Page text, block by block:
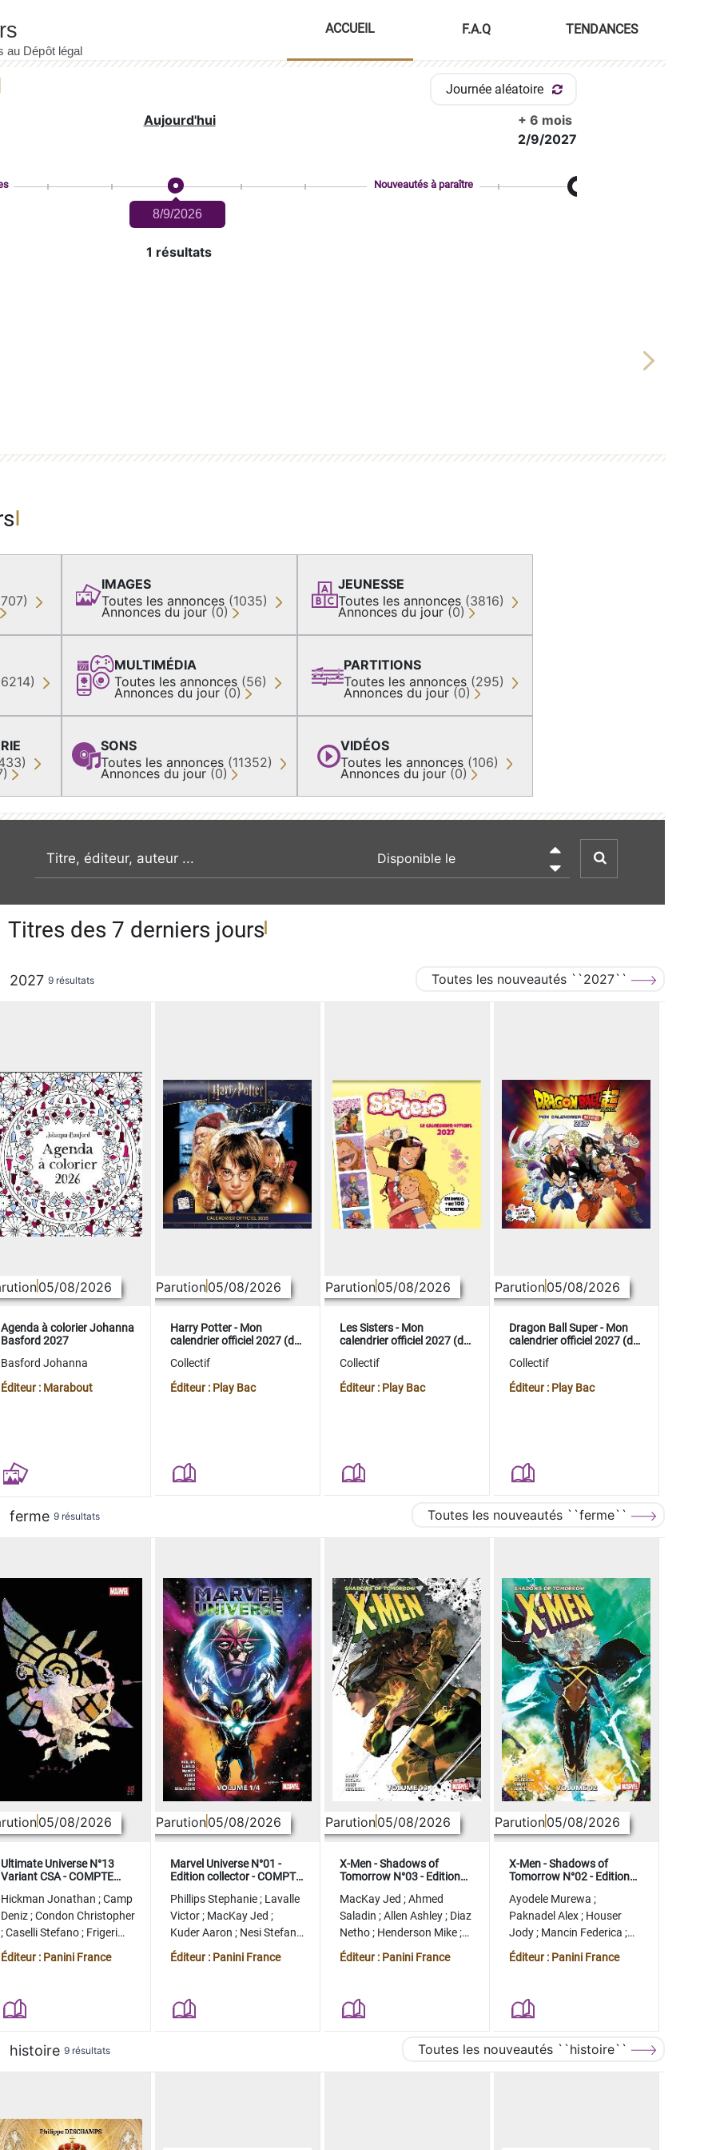
ACCUEIL F.A.Q TENDANCES
Journée aléatoire
Aujourd'hui
+ 6 mois
2/9/2027
8/9/2026
Nouveautés à paraître
1 résultats
Next
IMAGES
Toutes les annonces (1035)
Annonces du jour (0)
MULTIMÉDIA
Toutes les annonces (56)
Annonces du jour (0)
SONS
Toutes les annonces (11352)
Annonces du jour (0)
JEUNESSE
Toutes les annonces (3816)
Annonces du jour (0)
PARTITIONS
Toutes les annonces (295)
Annonces du jour (0)
VIDÉOS
Toutes les annonces (106)
Annonces du jour (0)
recherche par mot clé

Titres des 7 derniers jours
2027 9 résultats Toutes les nouveautés ``2027``
05/08/2026
Agenda à colorier Johanna
Basford 2027
Basford Johanna
Éditeur : Marabout
Parution05/08/2026
Harry Potter - Mon
calendrier officiel 2027 (de
Collectif
Éditeur : Play Bac
Parution05/08/2026
Les Sisters - Mon
calendrier officiel 2027 (de
Collectif
Éditeur : Play Bac
Parution05/08/2026
Dragon Ball Super - Mon
calendrier officiel 2027 (de
Collectif
Éditeur : Play Bac
ferme 9 résultats Toutes les nouveautés ``ferme``
05/08/2026
Ultimate Universe N°13
Variant CSA - COMPTE
Hickman Jonathan ;Camp
Deniz;Condon Christopher
;Caselli Stefano; Frigeri
Juan
Éditeur : Panini France
Parution05/08/2026
Marvel Universe N°01 -
Edition collector - COMPTE
Phillips Stephanie; Lavalle
Victor; MacKay Jed ;
Kuder Aaron ; Nesi Stefano
;Lopez Alvaro
Éditeur : Panini France
Parution05/08/2026
X-Men - Shadows of
Tomorrow N°03 - Edition
MacKay Jed ;Ahmed
Saladin ;Allen Ashley; Diaz
Netho; Henderson Mike;
Stegman Ryan
Éditeur : Panini France
Parution05/08/2026
X-Men - Shadows of
Tomorrow N°02 - Edition
Ayodele Murewa ;
Paknadel Alex; Houser
Jody; Mancin Federica ;
Antonio Roge
Éditeur : Panini France
histoire 9 résultats Toutes les nouveautés ``histoire``